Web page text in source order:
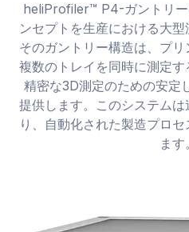
heliProfiler™ P4-ガントリ
ンセプトを生産における大型
そのガントリー構造は、プ
複数のトレイを同時に測定
精密な3D測定のための安定
提供します。このシステム
り、自動化された製造プロ
ます。